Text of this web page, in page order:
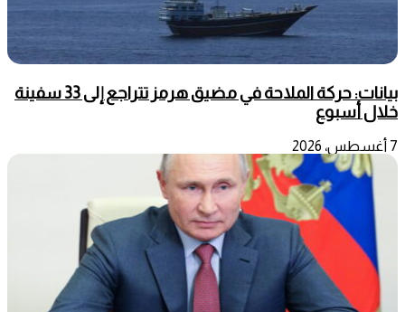
بيانات: حركة الملاحة في مضيق هرمز تتراجع إلى 33 سفينة
خلال أسبوع
7 أغسطس، 2026